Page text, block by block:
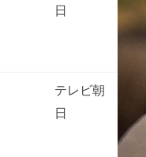
日
テレビ朝
日